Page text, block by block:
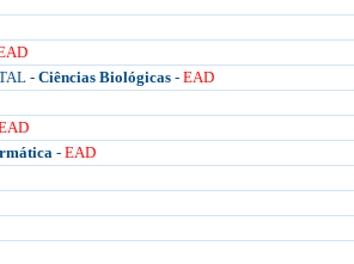
- Ciências Biológicas- EAD
- EAD